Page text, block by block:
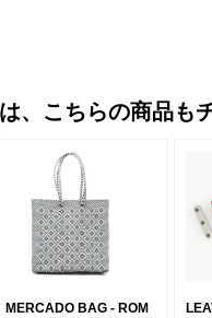
、こちらの商品も
MERCADO BAG - ROM